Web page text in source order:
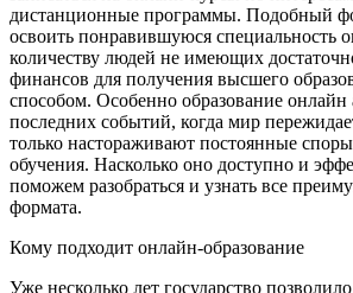
дистанционные программы. Подобный
освоить понравившуюся специальность
количеству людей не имеющих
финансов для получения высшего
способом. Особенно образование онлайн
последних событий, когда мир
только настораживают постоянные
обучения. Насколько оно доступно и
поможем разобраться и узнать все
формата.
Кому подходит онлайн-образование
Уже несколько лет государство